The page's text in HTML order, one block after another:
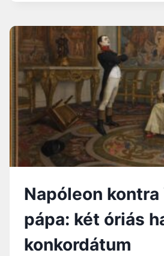
„TRADITIONIS
CUSTODES”
KEZDETŰ
MOTU
PROPRIÓHOZ
Napóleon kontra
pápa: két óriás
konkordátum